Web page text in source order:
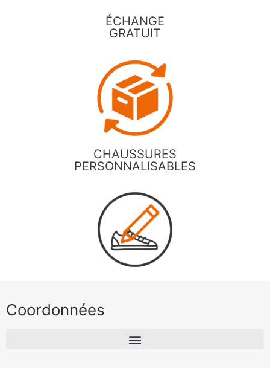
ÉCHANGE
GRATUIT
CHAUSSURES
PERSONNALISABLES
Coordonnées